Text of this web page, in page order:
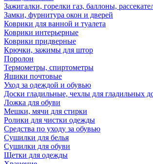
Зажигалки, горелки газ, баллоны,
Замки, фурнитура окон и дверей
Коврики для ванной и туалета
Коврики интерьерные
Коврики придверные
Крючки, зажимы для штор
Поролон
Термометры, спиртометры
Ящики почтовые
Уход за одеждой и обувью
Доски гладильные, чехлы для гладильных
Ложка для обуви
Мешки, мячи для стирки
Ролики для чистки одежды
Средства по уходу за обувью
Сушилки для белья
Сушилки для обуви
Щетки для одежды